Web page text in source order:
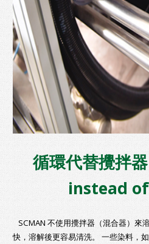
循環代替攪拌
instead
SCMAN 不使用攪拌器（混合器）來
快，溶解後更容易清洗。 一些染料，